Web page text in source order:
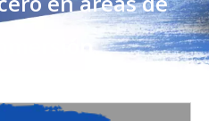
Primer